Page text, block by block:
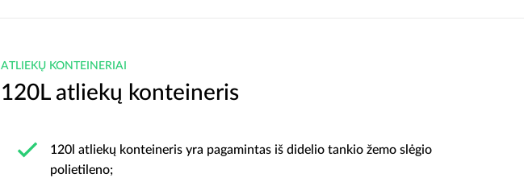
ATLIEKŲ KONTEINERIAI
120L atliekų konteineris
120l atliekų konteineris yra pagamintas iš didelio tankio žemo slėgio
polietileno;